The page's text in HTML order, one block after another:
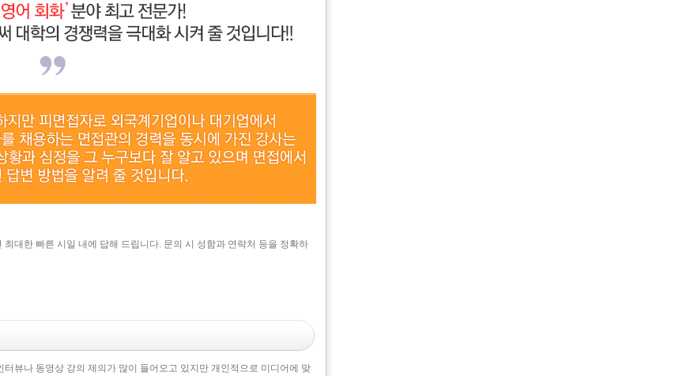
대한 빠른 시일 내에 답해 드립니다. 문의 시 성함과 연락처 등을 정확하
뷰나 동영상 강의 제의가 많이 들어오고 있지만 개인적으로 미디어에 맞